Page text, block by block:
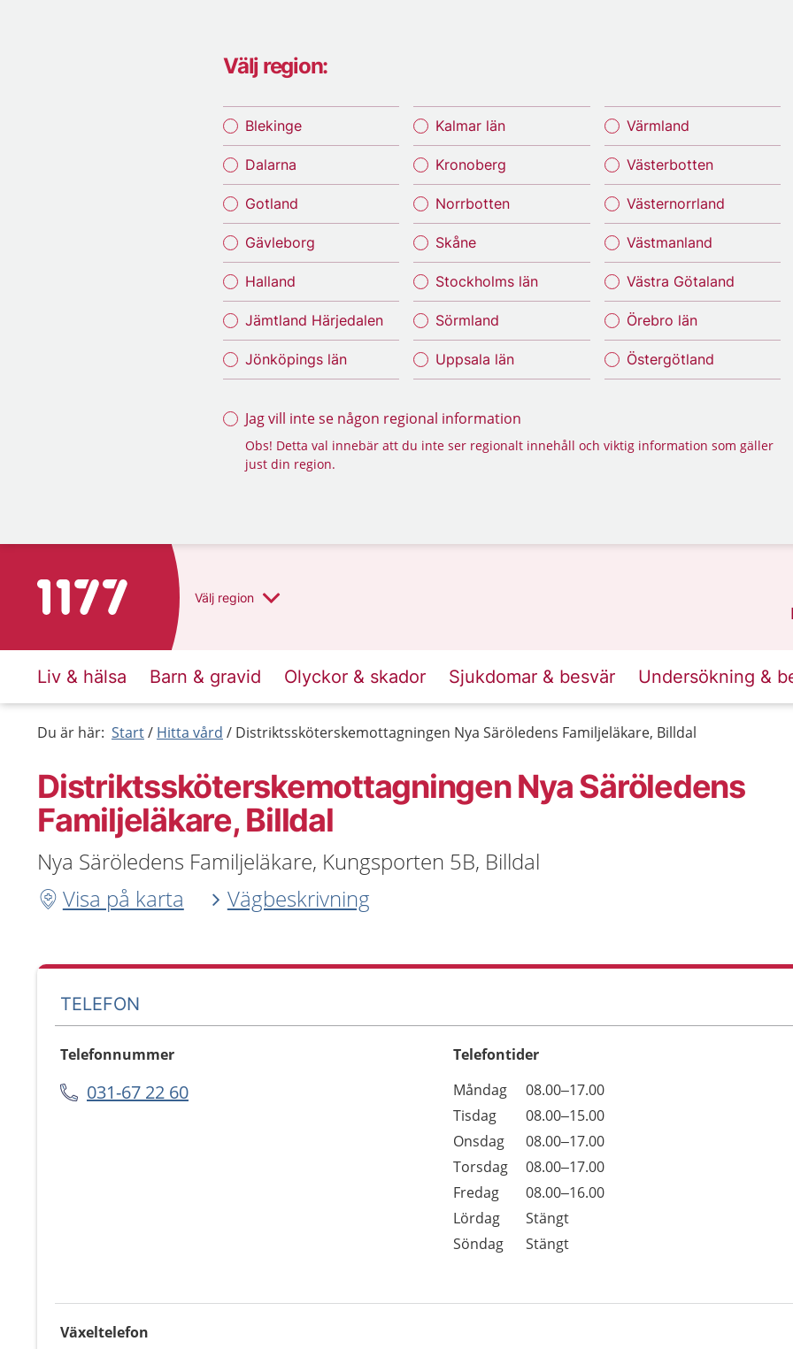
Välj region:
Blekinge
Dalarna
Gotland
Gävleborg
Halland
Jämtland Härjedalen
Jönköpings län
Kalmar län
Kronoberg
Norrbotten
Skåne
Stockholms län
Sörmland
Uppsala län
Värmland
Västerbotten
Västernorrland
Västmanland
Västra Götaland
Örebro län
Östergötland
Jag vill inte se någon regional information
Obs! Detta val innebär att du inte ser regionalt innehåll och viktig information som gäller
just din region.
Till startsidan för 1177 Välj region
Liv & hälsa Barn & gravid Olyckor & skador Sjukdomar & besvär Undersökning &
Du är här: Start Hitta vård Distriktssköterskemottagningen Nya Säröledens Familjeläkare, Billdal
Distriktssköterskemottagningen Nya Säröledens
Familjeläkare, Billdal
Nya Säröledens Familjeläkare, Kungsporten 5B, Billdal
Visa på karta
Vägbeskrivning
TELEFON
Telefonnummer
031-67 22 60
Telefontider
Dag
Öppettider
Kommentarer
Måndag
08.00–17.00
Tisdag
08.00–15.00
Onsdag
08.00–17.00
Torsdag
08.00–17.00
Fredag
08.00–16.00
Lördag
Stängt
Söndag
Stängt
Växeltelefon